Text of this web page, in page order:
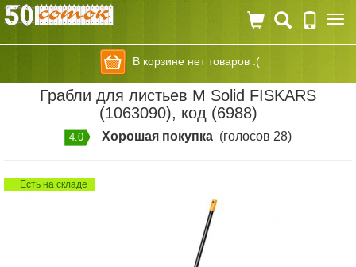
В корзине нет товаров :(
Грабли для листьев M Solid FISKARS
(1063090), код (6988)
4.0 Хорошая покупка (голосов 28)
Есть на складе